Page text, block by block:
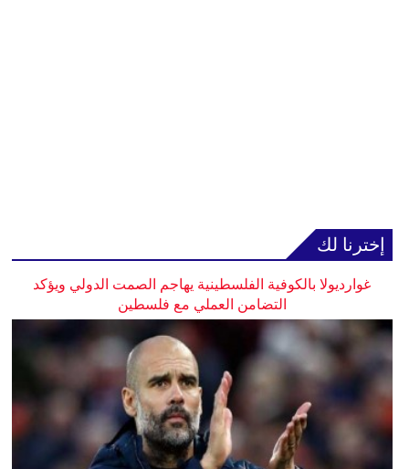
إخترنا لك
غوارديولا بالكوفية الفلسطينية يهاجم الصمت الدولي ويؤكد
التضامن العملي مع فلسطين